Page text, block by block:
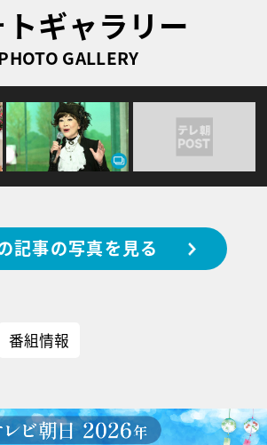
トギャラリー
GALLERY
記事の写真を見る
番組情報